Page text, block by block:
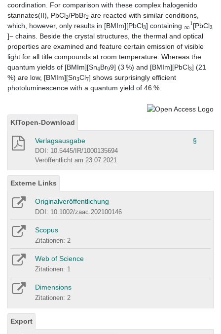
coordination. For comparison with these complex halogenido
stannates(II), PbCl2/PbBr2are reacted with similar conditions,
which, however, only results in [BMIm][PbCl3] containing ∞1[PbCl3
]− chains. Beside the crystal structures, the thermal and optical
properties are examined and feature certain emission of visible
light for all title compounds at room temperature. Whereas the
quantum yields of [BMIm][Sn4Br99] (3 %) and [BMIm][PbCl3] (21
%) are low, [BMIm][Sn3Cl7] shows surprisingly efficient
photoluminescence with a quantum yield of 46 %.
KITopen-Download
Verlagsausgabe §
DOI: 10.5445/IR/1000135694
Veröffentlicht am 23.07.2021
Externe Links
Originalveröffentlichung
DOI: 10.1002/zaac.202100146
Scopus
Zitationen: 2
Web of Science
Zitationen: 1
Dimensions
Zitationen: 2
Export